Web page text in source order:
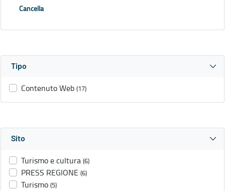
Cancella
Tipo
Contenuto Web (17)
Sito
Turismo e cultura (6)
PRESS REGIONE (6)
Turismo (5)